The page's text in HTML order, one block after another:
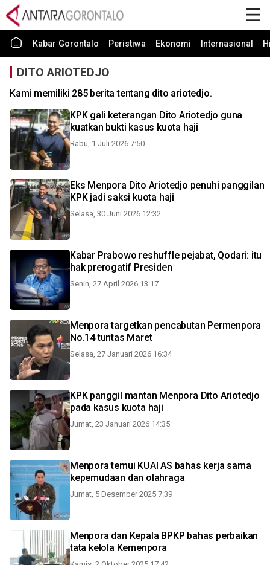
Kabar Gorontalo Peristiwa Ekonomi Internasional
DITO ARIOTEDJO
Kami memiliki 285 berita tentang dito ariotedjo.
KPK gali keterangan Dito Ariotedjo guna
kuatkan bukti kasus kuota haji
Rabu, 1 Juli 2026 7:50
Eks Menpora Dito Ariotedjo penuhi panggilan
KPK jadi saksi kuota haji
Selasa, 30 Juni 2026 12:32
Kabar Prabowo reshuffle pejabat, Qodari: itu
hak prerogatif Presiden
Senin, 27 April 2026 13:17
Menpora targetkan pencabutan Permenpora
No.14 tuntas Maret
Selasa, 27 Januari 2026 16:34
KPK panggil mantan Menpora Dito Ariotedjo
pada kasus kuota haji
Jumat, 23 Januari 2026 14:35
Menpora temui KUAI AS bahas kerja sama
kepemudaan dan olahraga
Jumat, 5 Desember 2025 7:39
Menpora dan Kepala BPKP bahas perbaikan
tata kelola Kemenpora